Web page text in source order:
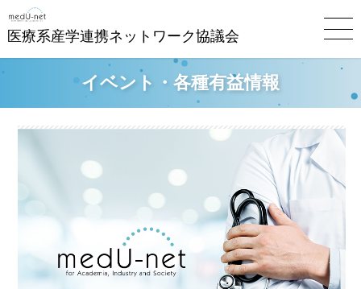
医療系産学連携ネットワーク協議会
イベント・各種有益情報